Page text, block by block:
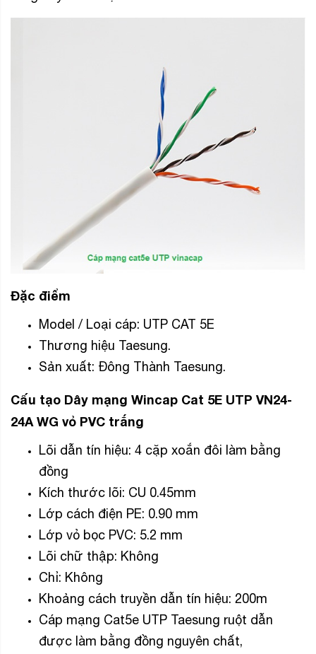
Đặc điểm
Model / Loại cáp: UTP CAT 5E
Thương hiệu Taesung.
Sản xuất: Đông Thành Taesung.
Cấu tạo Dây mạng Wincap Cat 5E UTP VN24-
24A WG vỏ PVC trắng
Lõi dẫn tín hiệu: 4 cặp xoắn đôi làm bằng
đồng
Kích thước lõi: CU 0.45mm
Lớp cách điện PE: 0.90 mm
Lớp vỏ bọc PVC: 5.2 mm
Lõi chữ thập: Không
Chỉ: Không
Khoảng cách truyền dẫn tín hiệu: 200m
Cáp mạng Cat5e UTP Taesung ruột dẫn
được làm bằng đồng nguyên chất,